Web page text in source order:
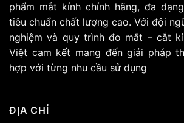
được
chọn
trên
trang
sản
phẩm
phẩm mắt kính chính hãng, đa
tiêu chuẩn chất lượng cao. Với đội
nghiệm và quy trình đo mắt – cắt
Việt cam kết mang đến giải pháp
hợp với từng nhu cầu sử dụng
ĐỊA CHỈ